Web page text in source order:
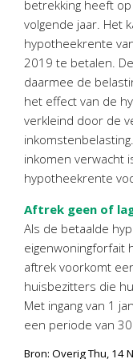
Personeel &
Bedrijfseconomisch
Belastingadvies
Online boekhouden
Nieuws &
Nieuwsbrief
Nieuwsoverzicht
Handige links
Downloads
Contact
AvantiOnline
betrekking heeft
volgende jaar. Het
hypotheekrente
2019 te betalen.
daarmee de
het effect van de
verkleind door de
inkomen verwacht
hypotheekrente
Aftrek geen of
Als de betaalde
eigenwoningforfait
aftrek voorkomt
huisbezitters die
Met ingang van 1
een periode van
Bron: Overig Thu, 14